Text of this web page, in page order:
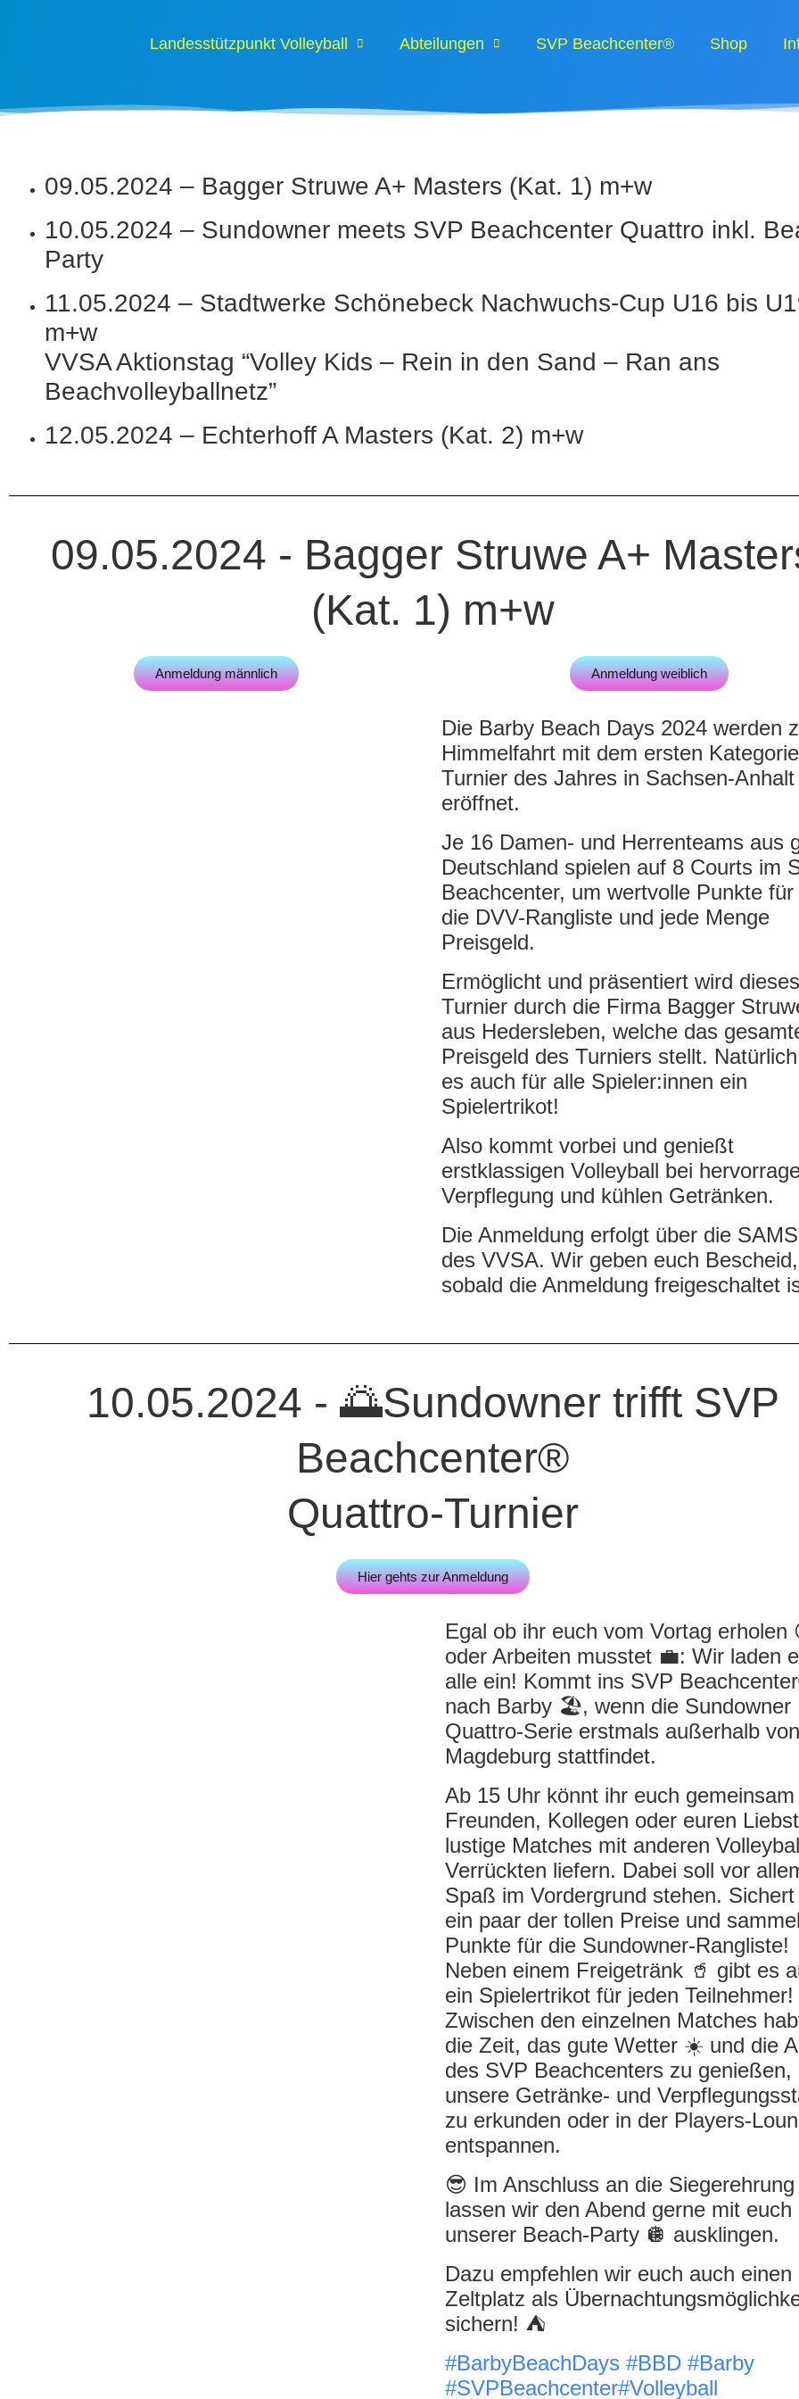
Landesstützpunkt Volleyball Abteilungen SVP Beachcenter® Shop
09.05.2024 – Bagger Struwe A+ Masters (Kat. 1) m+w
10.05.2024 – Sundowner meets SVP Beachcenter Quattro inkl.
Party
11.05.2024 – Stadtwerke Schönebeck Nachwuchs-Cup U16 bis
m+w
VVSA Aktionstag “Volley Kids – Rein in den Sand – Ran ans
Beachvolleyballnetz”
12.05.2024 – Echterhoff A Masters (Kat. 2) m+w
09.05.2024 - Bagger Struwe A+
(Kat. 1) m+w
Anmeldung männlich Anmeldung weiblich
Die Barby Beach Days 2024 werden
Himmelfahrt mit dem ersten
Turnier des Jahres in Sachsen-Anhalt
eröffnet.
Je 16 Damen- und Herrenteams aus
Deutschland spielen auf 8 Courts im
Beachcenter, um wertvolle Punkte für
die DVV-Rangliste und jede Menge
Preisgeld.
Ermöglicht und präsentiert wird dieses
Turnier durch die Firma Bagger
aus Hedersleben, welche das
Preisgeld des Turniers stellt.
es auch für alle Spieler:innen ein
Spielertrikot!
Also kommt vorbei und genießt
erstklassigen Volleyball bei
Verpflegung und kühlen Getränken.
Die Anmeldung erfolgt über die
des VVSA. Wir geben euch Bescheid,
sobald die Anmeldung freigeschaltet
10.05.2024 - 🌅Sundowner trifft SVP
Beachcenter®
Quattro-Turnier
Hier gehts zur Anmeldung
Egal ob ihr euch vom Vortag
oder Arbeiten musstet 💼: Wir laden
alle ein! Kommt ins SVP
nach Barby 🏖, wenn die Sundowner
Quattro-Serie erstmals außerhalb von
Magdeburg stattfindet.
Ab 15 Uhr könnt ihr euch
Freunden, Kollegen oder euren
lustige Matches mit anderen
Verrückten liefern. Dabei soll vor
Spaß im Vordergrund stehen. Sichert
ein paar der tollen Preise und
Punkte für die Sundowner-Rangliste!
Neben einem Freigetränk 🥤 gibt es
ein Spielertrikot für jeden Teilnehmer!
Zwischen den einzelnen Matches
die Zeit, das gute Wetter ☀️ und die
des SVP Beachcenters zu genießen,
unsere Getränke- und
zu erkunden oder in der Players-
entspannen.
😎 Im Anschluss an die Siegerehrung
lassen wir den Abend gerne mit euch
unserer Beach-Party 🪩 ausklingen.
Dazu empfehlen wir euch auch einen
Zeltplatz als
sichern! ⛺️
#BarbyBeachDays #BBD #Barby
#SVPBeachcenter#Volleyball